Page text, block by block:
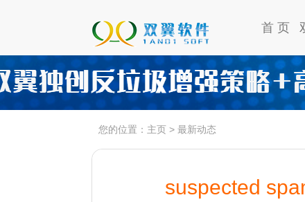
首 页
您的位置： 主页 > 最新动态
suspected